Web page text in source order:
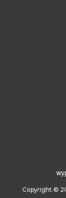
Copyright ©